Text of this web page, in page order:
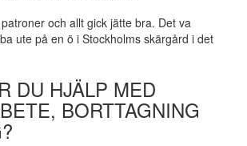
och allt gick jätte bra. Det va
ute på en ö i Stockholms skärgård i det
DU HJÄLP MED
BORTTAGNING